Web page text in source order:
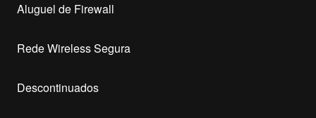
Aluguel de Firewall
Rede Wireless Segura
Descontinuados